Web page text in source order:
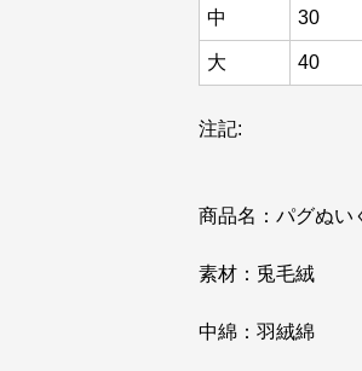
中 30
大 40
注記:
商品名：パグぬい
素材：兎毛絨
中綿：羽絨綿